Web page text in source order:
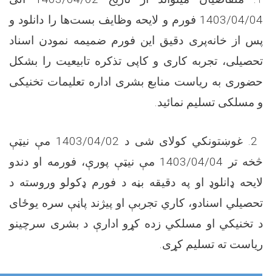
1403/04/04 فورم و لایحه وظایف بست‌ها را دانلود و
پس از خانه‌پری دقیق این فورم ضمیمه نمودن اسناد
تحصیلی، تجربه کاری و کاپی تذکره تابیعیت را بشکل
حضوری به ریاست منابع بشری اداره تعلیمات تخنیکی
و مسلکی تسلیم نمائید.
1403/04/02 مې نیټې
څخه تر 1403/04/04 مې نیټې پورې، فورمه او دندو
لایحه ډانلوډ او په دقیقه بڼه د فورم ډکولو وروسته د
تحصیلي اسنادو، کاري تجربې او پیژند پاڼې سره یوځای
د تخنیکي او مسلکي‌ زده کړو ادارې د بشری سرچینو
ریاست ته تسلیم کړی.